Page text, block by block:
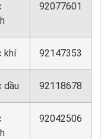
92077601
khí 92147353
dầu 92118678
92042506